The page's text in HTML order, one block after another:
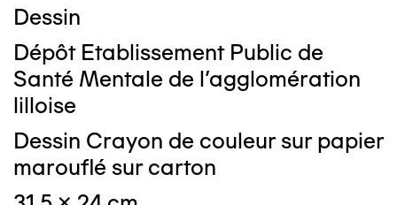
Dessin
Dépôt Etablissement Public de
Santé Mentale de l'agglomération
lilloise
Dessin Crayon de couleur sur papier
marouflé sur carton